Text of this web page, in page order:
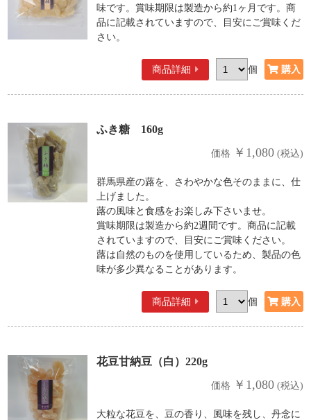
味です。賞味期限は製造から約1ヶ月です。商
品に記載されていますので、目安にご賞味くだ
さい。
商品詳細 個
ふき糖 160g
価格 ￥1,080(税込)
群馬県産の蕗を、さわやかな色そのままに、仕
上げました。
蕗の風味と食感をお楽しみ下さいませ。
賞味期限は製造から約2週間です。商品に記載
されていますので、目安にご賞味ください。
蕗は自然のものを使用しているため、製品の色
味が多少異なることがあります。
商品詳細 個
花豆甘納豆（白）220g
価格 ￥1,080(税込)
大粒な花豆を、豆の香り、風味を残し、丹念に